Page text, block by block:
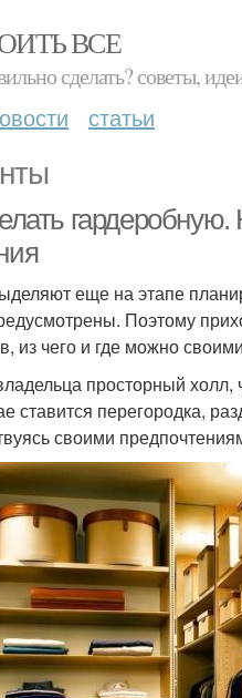
ВСЕ
сделать? советы,
статьи
гардеробную.
еще на этапе
Поэтому
из чего и где можно
просторный холл,
ставится перегородка,
своими